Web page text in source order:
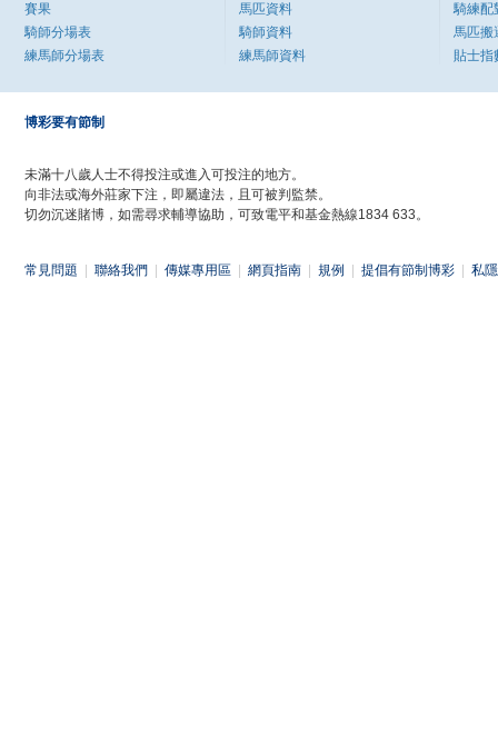
賽果
騎師分場表
練馬師分場表
馬匹資料
騎師資料
練馬師資料
騎練配
馬匹搬
貼士指
博彩要有節制
未滿十八歲人士不得投注或進入可投注的地方。
向非法或海外莊家下注，即屬違法，且可被判監禁。
切勿沉迷賭博，如需尋求輔導協助，可致電平和基金熱線1834 633。
常見問題 聯絡我們 傳媒專用區 網頁指南 規例 提倡有節制博彩 私